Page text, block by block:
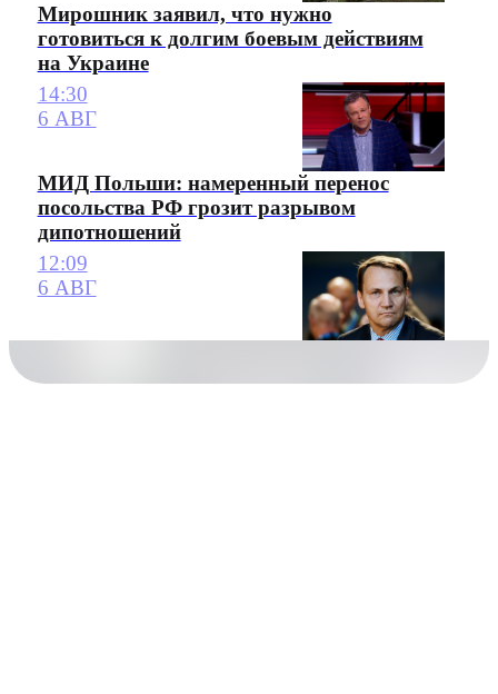
Мирошник заявил, что нужно
готовиться к долгим боевым действиям
на Украине
14:30
6 АВГ
МИД Польши: намеренный перенос
посольства РФ грозит разрывом
дипотношений
12:09
6 АВГ